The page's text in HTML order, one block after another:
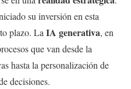
su inversión en esta
plazo. La IA generativa, en
que van desde la
hasta la personalización de
decisiones.